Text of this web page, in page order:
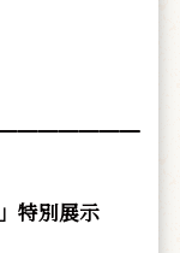
特別展示